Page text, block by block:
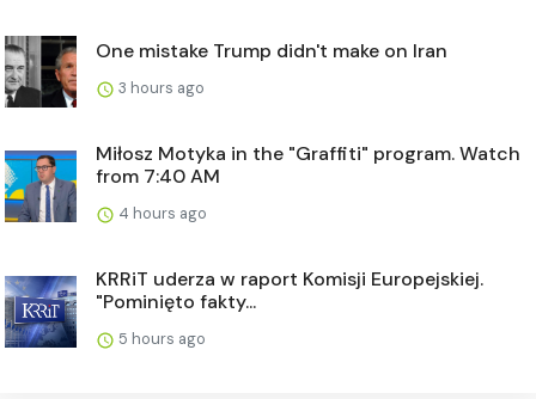
One mistake Trump didn't make on Iran
3 hours ago
Miłosz Motyka in the "Graffiti" program. Watch
from 7:40 AM
4 hours ago
KRRiT uderza w raport Komisji Europejskiej.
"Pominięto fakty...
5 hours ago